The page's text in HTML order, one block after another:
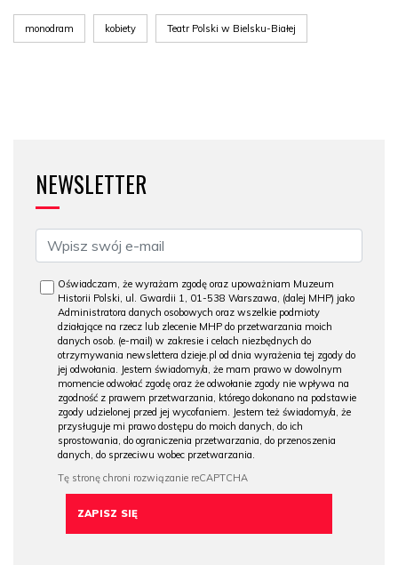
monodram kobiety Teatr Polski w Bielsku-Białej
NEWSLETTER
Oświadczam, że wyrażam zgodę oraz upoważniam Muzeum
Historii Polski, ul. Gwardii 1, 01-538 Warszawa, (dalej MHP) jako
Administratora danych osobowych oraz wszelkie podmioty
działające na rzecz lub zlecenie MHP do przetwarzania moich
danych osob. (e-mail) w zakresie i celach niezbędnych do
otrzymywania newslettera dzieje.pl od dnia wyrażenia tej zgody do
jej odwołania. Jestem świadomy/a, że mam prawo w dowolnym
momencie odwołać zgodę oraz że odwołanie zgody nie wpływa na
zgodność z prawem przetwarzania, którego dokonano na podstawie
zgody udzielonej przed jej wycofaniem. Jestem też świadomy/a, że
przysługuje mi prawo dostępu do moich danych, do ich
sprostowania, do ograniczenia przetwarzania, do przenoszenia
danych, do sprzeciwu wobec przetwarzania.